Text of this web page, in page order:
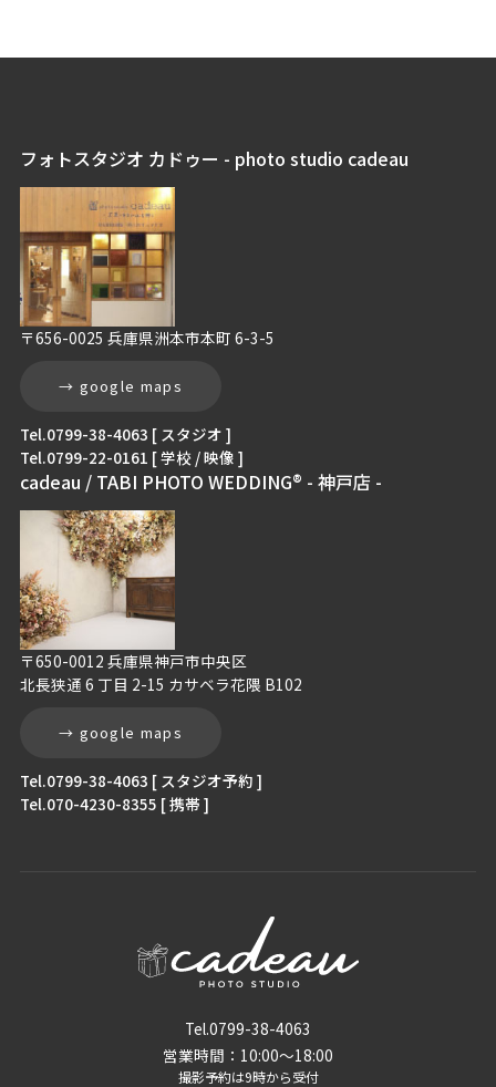
フォトスタジオ カドゥー - photo studio cadeau
〒656-0025 兵庫県洲本市本町 6-3-5
→ google maps
Tel.0799-38-4063 [ スタジオ ]
Tel.0799-22-0161 [ 学校 / 映像 ]
cadeau / TABI PHOTO WEDDING® - 神戸店 -
〒650-0012 兵庫県神戸市中央区
北長狭通 6 丁目 2-15 カサベラ花隈 B102
→ google maps
Tel.0799-38-4063 [ スタジオ予約 ]
Tel.070-4230-8355 [ 携帯 ]
Tel.0799-38-4063
営業時間：10:00〜18:00
撮影予約は9時から受付